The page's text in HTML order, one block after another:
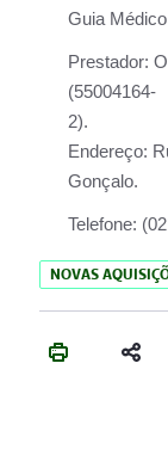
Guia Médico
Prestador:
(55004164-
Endereço:
Gonçalo.
Telefone:
NOVAS